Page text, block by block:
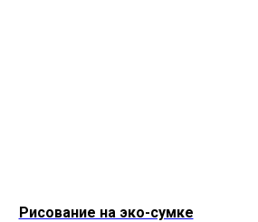
Рисование на эко-сумке